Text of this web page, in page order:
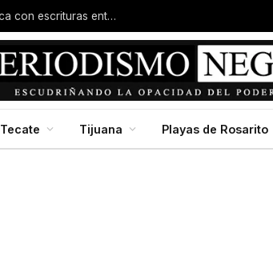
Familias de la colonia Progreso reciben certeza jurídica con escrituras entregadas por Dip. Molina
Tecate Tijuana Playas de Rosarito